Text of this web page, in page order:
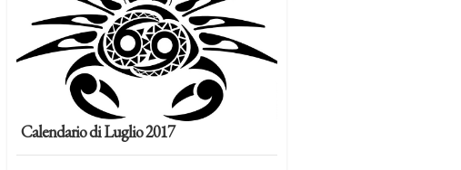
Calendario di Luglio 2017